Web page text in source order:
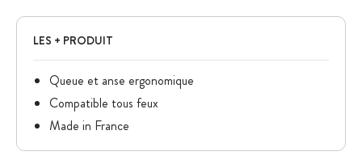
LES + PRODUIT
Queue et anse ergonomique
Compatible tous feux
Made in France